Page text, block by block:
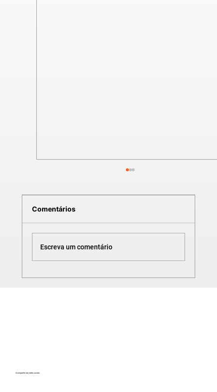
CURSO DE SOLIDWORKS |ESCADA
Comentários
Escreva um comentário
Acompanhe nas redes sociais